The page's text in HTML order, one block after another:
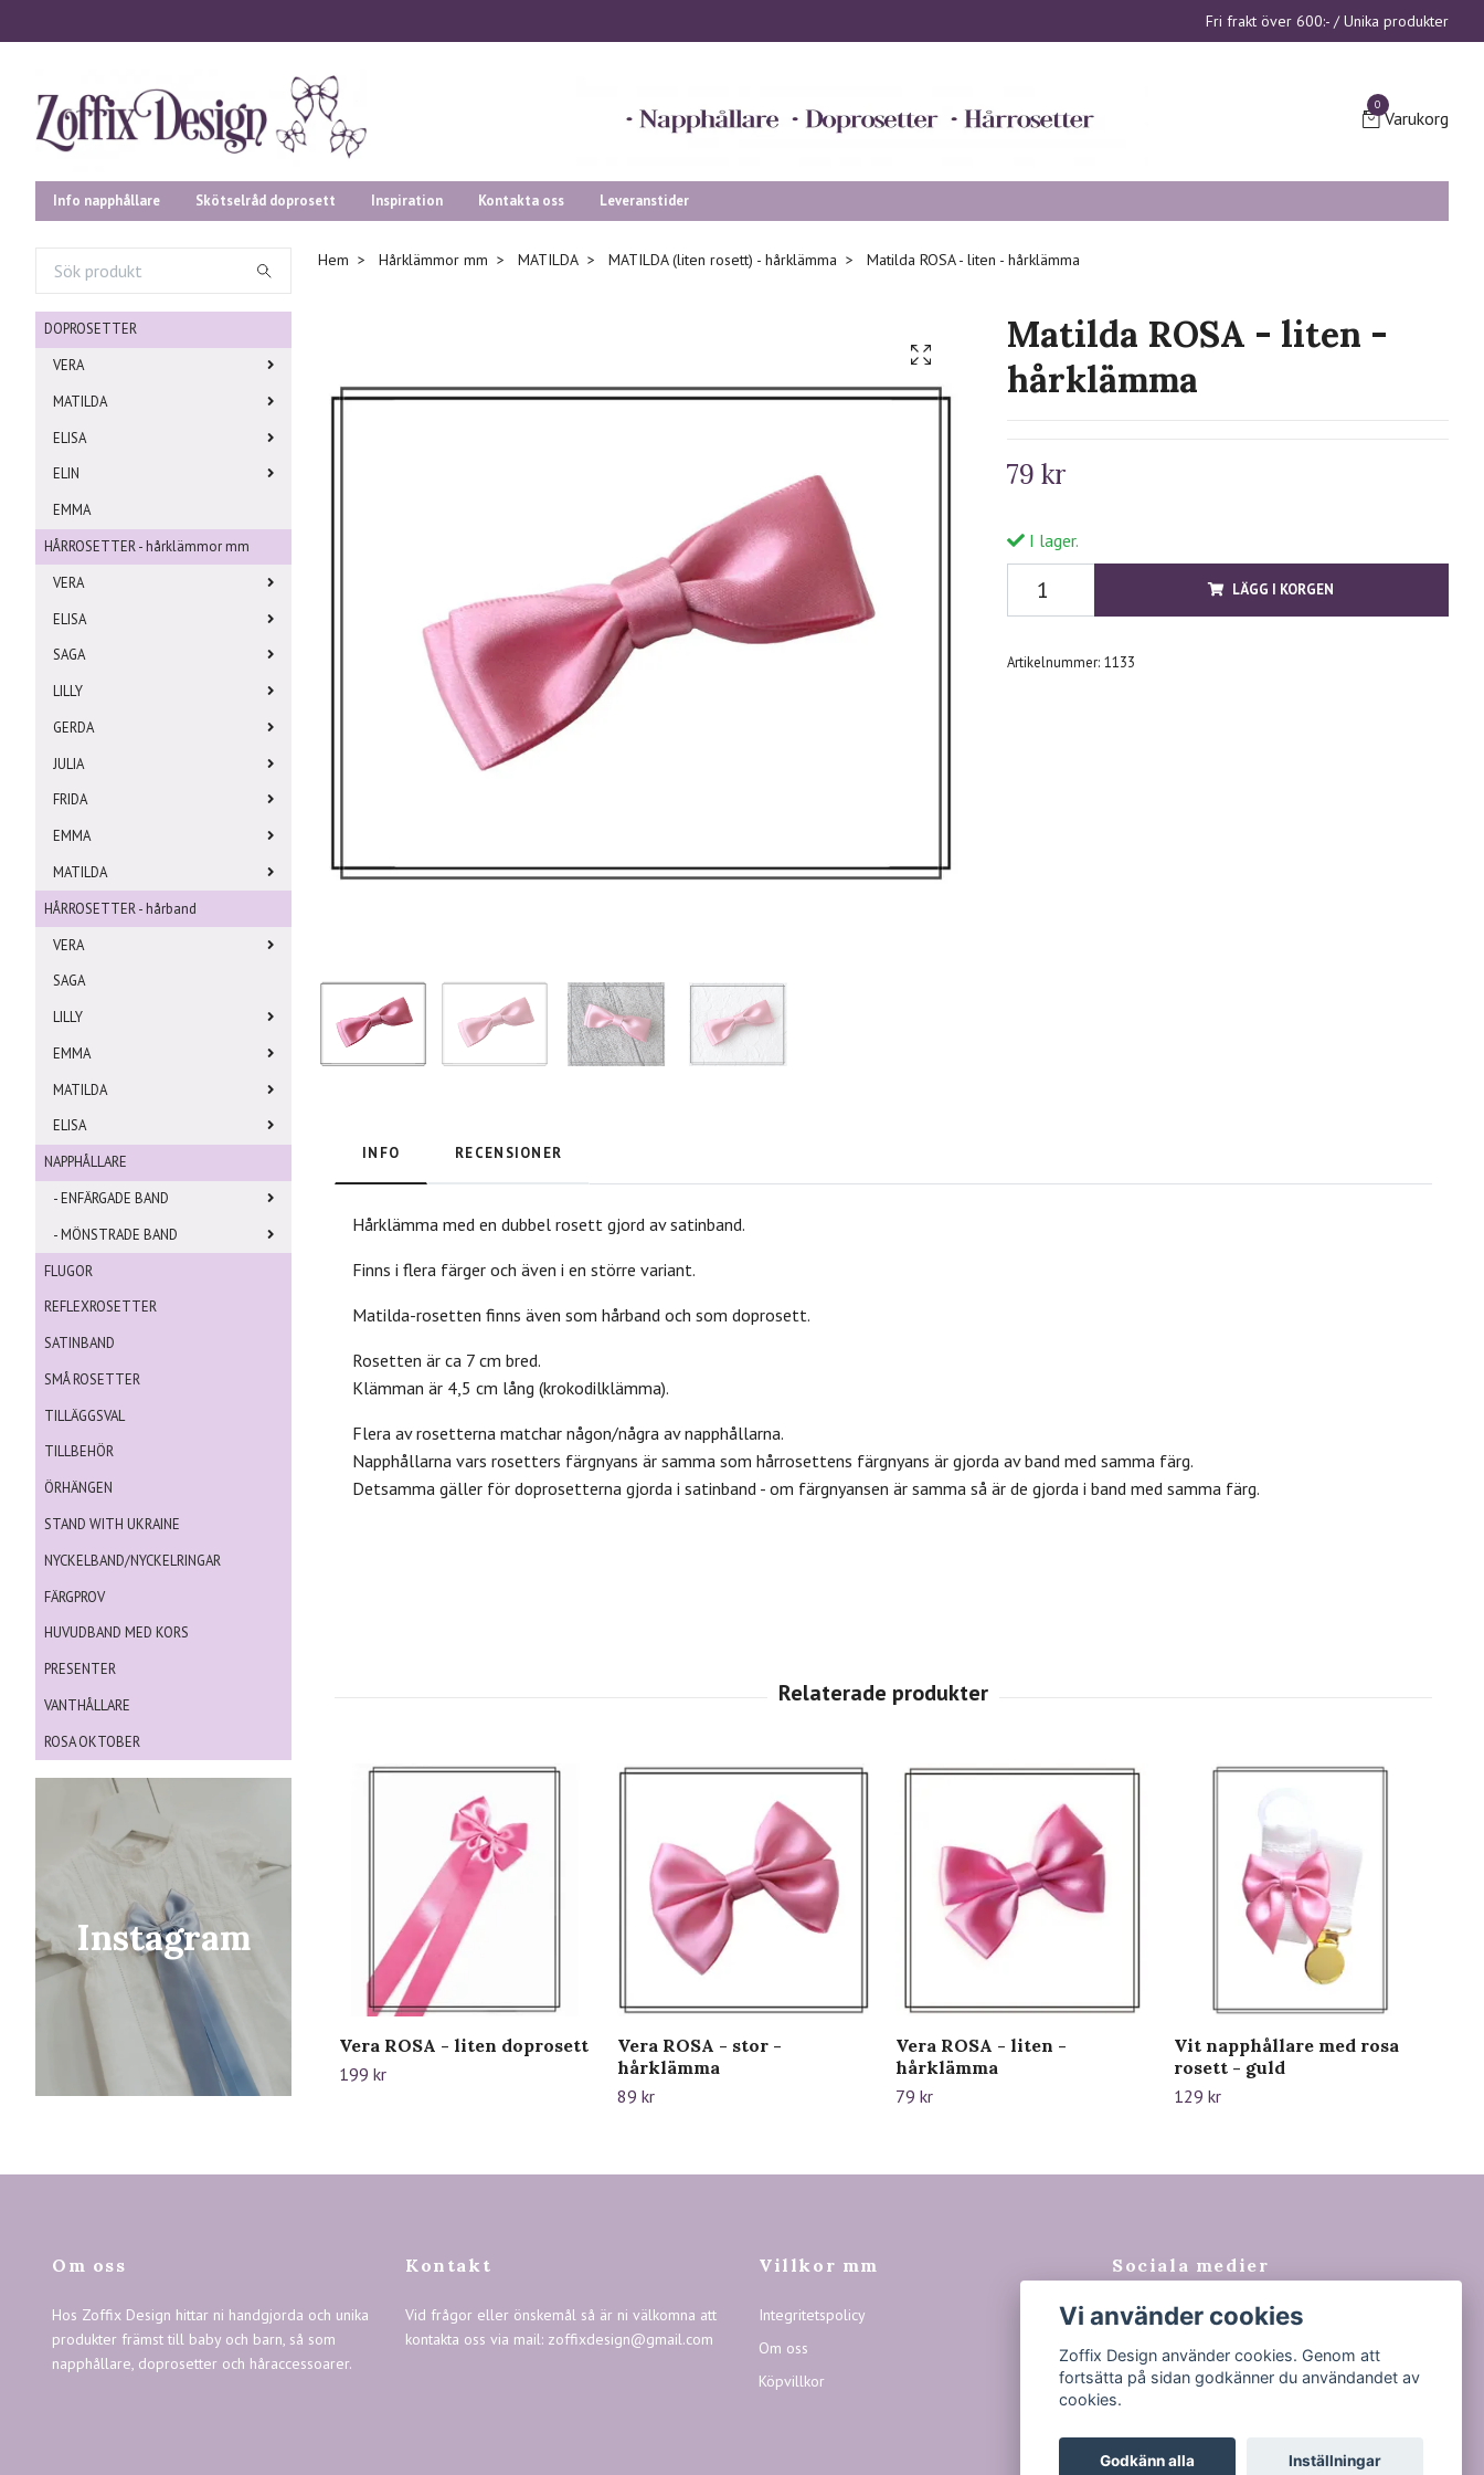
Fri frakt över 600:- / Unika produkter
0
Varukorg
Info napphållare Skötselråd doprosett Inspiration Kontakta oss Leveranstider
DOPROSETTER
VERA
MATILDA
ELISA
ELIN
EMMA
HÅRROSETTER - hårklämmor mm
VERA
ELISA
SAGA
LILLY
GERDA
JULIA
FRIDA
EMMA
MATILDA
HÅRROSETTER - hårband
VERA
SAGA
LILLY
EMMA
MATILDA
ELISA
NAPPHÅLLARE
- ENFÄRGADE BAND
- MÖNSTRADE BAND
FLUGOR
REFLEXROSETTER
SATINBAND
SMÅ ROSETTER
TILLÄGGSVAL
TILLBEHÖR
ÖRHÄNGEN
STAND WITH UKRAINE
NYCKELBAND/NYCKELRINGAR
FÄRGPROV
HUVUDBAND MED KORS
PRESENTER
VANTHÅLLARE
ROSA OKTOBER
Instagram
Hem Hårklämmor mm MATILDA MATILDA (liten rosett) - hårklämma Matilda ROSA - liten - hårklämma
Matilda ROSA - liten -
hårklämma
79 kr
I lager.
LÄGG I KORGEN
Artikelnummer: 1133
INFO RECENSIONER
Hårklämma med en dubbel rosett gjord av satinband.
Finns i flera färger och även i en större variant.
Matilda-rosetten finns även som hårband och som doprosett.
Rosetten är ca 7 cm bred.
Klämman är 4,5 cm lång (krokodilklämma).
Flera av rosetterna matchar någon/några av napphållarna.
Napphållarna vars rosetters färgnyans är samma som hårrosettens färgnyans är gjorda av band med samma färg.
Detsamma gäller för doprosetterna gjorda i satinband - om färgnyansen är samma så är de gjorda i band med samma färg.
Vera ROSA - liten doprosett
199 kr
Vera ROSA - stor -
hårklämma
89 kr
Vera ROSA - liten -
hårklämma
79 kr
Vit napphållare med rosa
rosett - guld
129 kr
Om oss
Hos Zoffix Design hittar ni handgjorda och unika
produkter främst till baby och barn, så som
napphållare, doprosetter och håraccessoarer.
Kontakt
Vid frågor eller önskemål så är ni välkomna att
kontakta oss via mail: zoffixdesign@gmail.com
Villkor mm
Integritetspolicy
Om oss
Köpvillkor
Sociala medier
Facebook
Instagram
Tiktok
Vi använder cookies
Zoffix Design använder cookies. Genom att
fortsätta på sidan godkänner du användandet av
cookies.
Godkänn alla Inställningar